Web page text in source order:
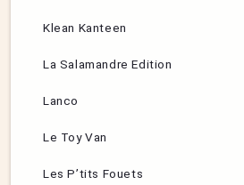
Klean Kanteen
La Salamandre Edition
Lanco
Le Toy Van
Les P’tits Fouets